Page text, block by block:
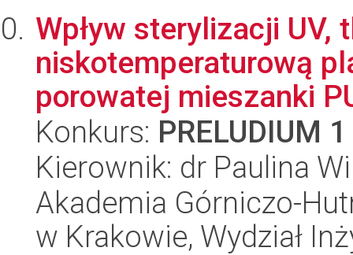
Wpływ sterylizacji UV,
niskotemperaturową
porowatej mieszanki
Konkurs: PRELUDIUM 1
Kierownik: dr Paulina
Akademia Górniczo-
w Krakowie, Wydział